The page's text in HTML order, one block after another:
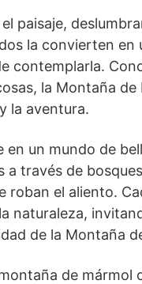
paisaje,
la convierten en
contemplarla.
la Montaña
la aventura.
un mundo de
través de
el aliento.
naturaleza,
de la Montaña
de mármol